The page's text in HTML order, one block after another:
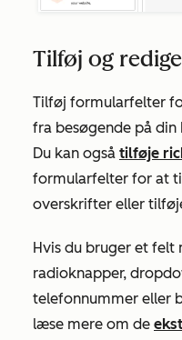
Tilføj og
Tilføj formularfelter
fra besøgende på
Du kan også tilføje
formularfelter for at
overskrifter eller
Hvis du bruger et felt
radioknapper,
telefonnummer eller
læse mere om de